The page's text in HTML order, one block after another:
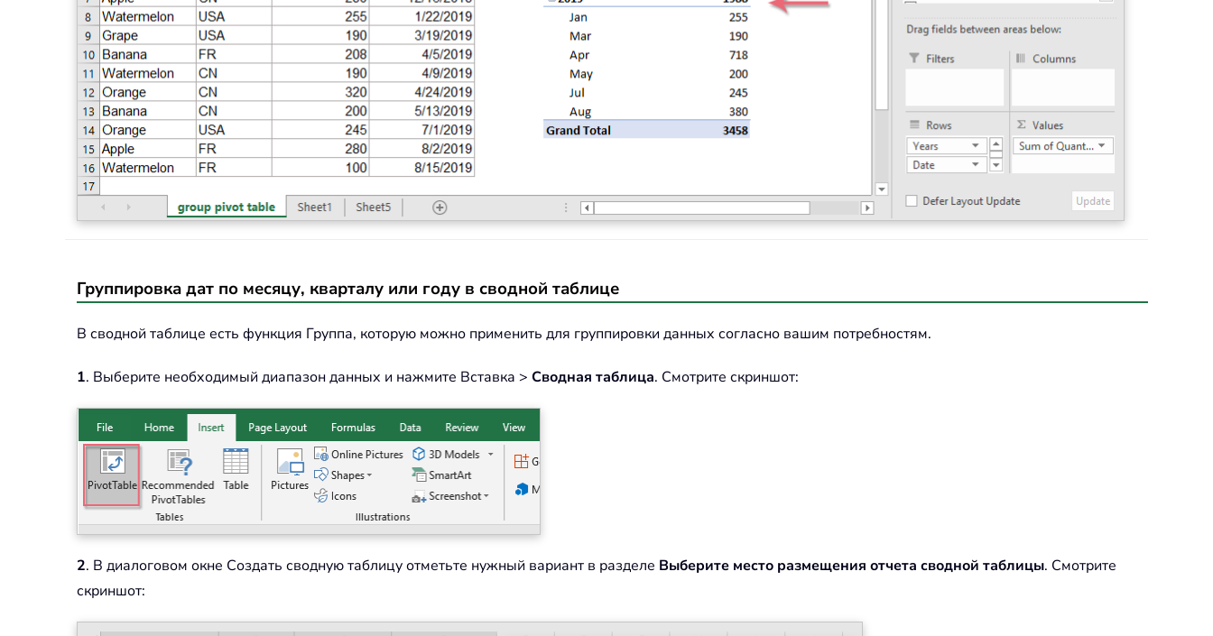
Группировка дат по месяцу, кварталу или году в сводной таблице
В сводной таблице есть функция Группа, которую можно применить для группировки данных согласно вашим потребностям.
1. Выберите необходимый диапазон данных и нажмите Вставка > Сводная таблица. Смотрите скриншот:
2. В диалоговом окне Создать сводную таблицу отметьте нужный вариант в разделе Выберите место размещения отчета сводной таблицы. Смотрите
скриншот: